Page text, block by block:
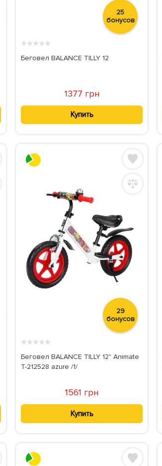
25
бонусов
★★★★★
Беговел BALANCE TILLY 12
1377 грн
Купить
29
бонусов
★★★★★
Беговел BALANCE TILLY 12" Animate
T-212528 azure /1/
1561 грн
Купить